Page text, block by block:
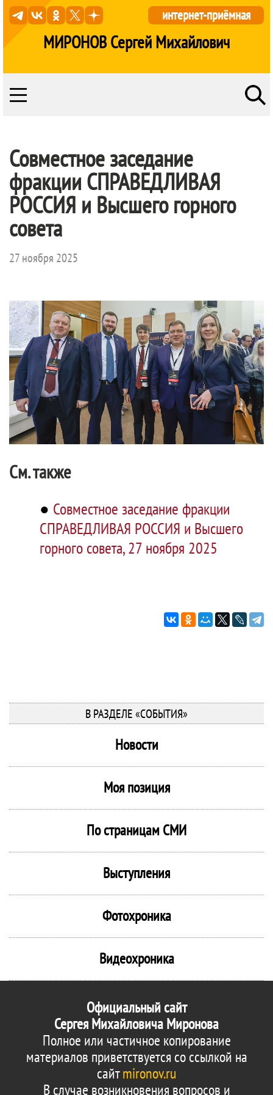
МИРОНОВ Сергей Михайлович
интернет-приёмная
Совместное заседание
фракции СПРАВЕДЛИВАЯ
РОССИЯ и Высшего горного
совета
27 ноября 2025
См. также
● Совместное заседание фракции
СПРАВЕДЛИВАЯ РОССИЯ и Высшего
горного совета, 27 ноября 2025
В РАЗДЕЛЕ «СОБЫТИЯ»
Новости
Моя позиция
По страницам СМИ
Выступления
Фотохроника
Видеохроника
Официальный сайт
Сергея Михайловича Миронова
Полное или частичное копирование
материалов приветствуется со ссылкой на
сайтmironov.ru
В случае возникновения вопросов и